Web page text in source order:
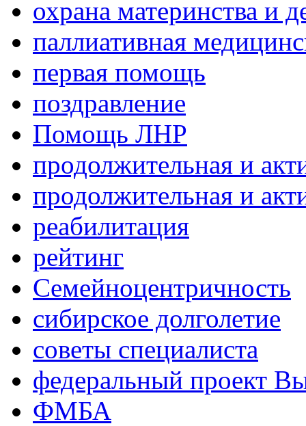
охрана материнства и
паллиативная
первая помощь
поздравление
Помощь ЛНР
продолжительная и
продолжительная и
реабилитация
рейтинг
Семейноцентричность
сибирское долголетие
советы специалиста
федеральный проект
ФМБА